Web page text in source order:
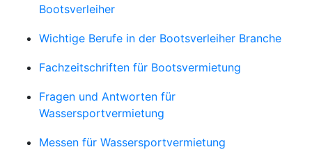
Bootsverleiher
Wichtige Berufe in der Bootsverleiher Branche
Fachzeitschriften für Bootsvermietung
Fragen und Antworten für
Wassersportvermietung
Messen für Wassersportvermietung